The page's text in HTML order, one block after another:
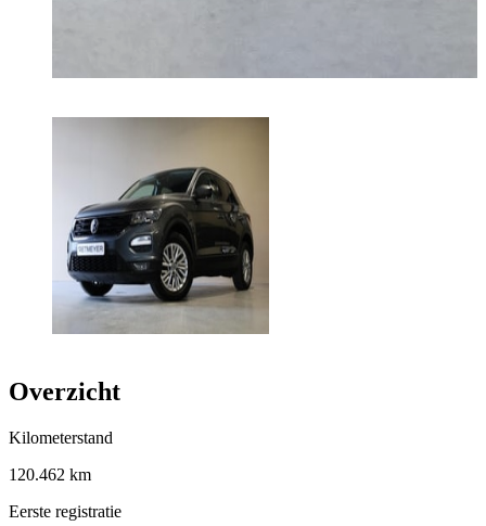
Overzicht
Kilometerstand
120.462 km
Eerste registratie